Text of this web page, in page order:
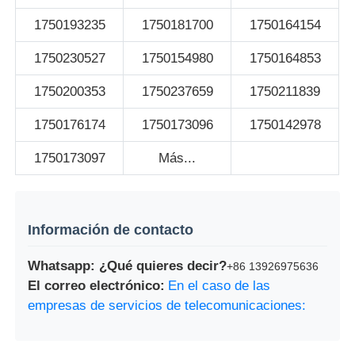
1750193235 1750181700 1750164154
1750230527 1750154980 1750164853
1750200353 1750237659 1750211839
1750176174 1750173096 1750142978
1750173097 Más...
Información de contacto
Whatsapp: ¿Qué quieres decir?+86 13926975636
El correo electrónico: En el caso de las
empresas de servicios de telecomunicaciones: